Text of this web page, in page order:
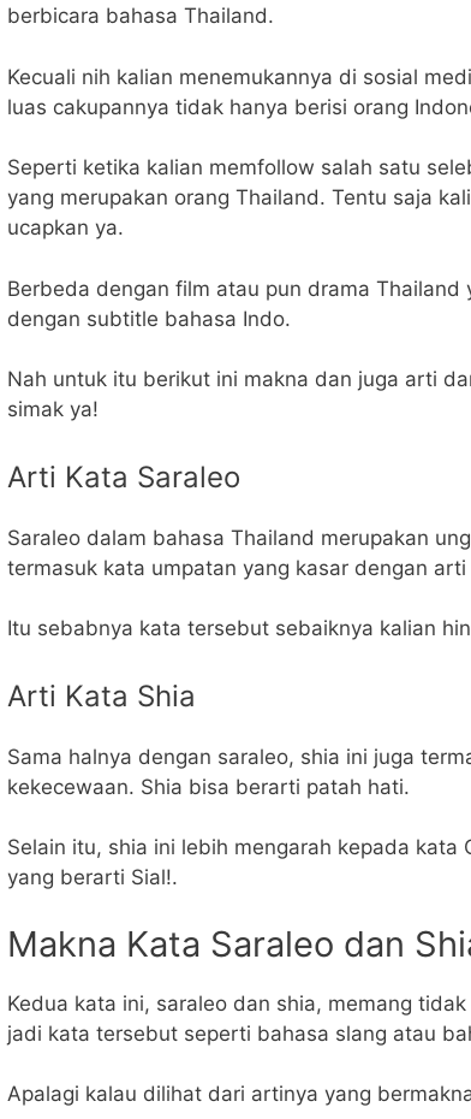
berbicara bahasa Thailand.
Kecuali nih kalian menemukannya di sosial
luas cakupannya tidak hanya berisi orang
Seperti ketika kalian memfollow salah satu
yang merupakan orang Thailand. Tentu saja
ucapkan ya.
Berbeda dengan film atau pun drama Thailand
dengan subtitle bahasa Indo.
Nah untuk itu berikut ini makna dan juga arti
simak ya!
Arti Kata Saraleo
Saraleo dalam bahasa Thailand merupakan
termasuk kata umpatan yang kasar dengan arti
Itu sebabnya kata tersebut sebaiknya kalian
Arti Kata Shia
Sama halnya dengan saraleo, shia ini juga
kekecewaan. Shia bisa berarti patah hati.
Selain itu, shia ini lebih mengarah kepada kata
yang berarti Sial!.
Makna Kata Saraleo dan
Kedua kata ini, saraleo dan shia, memang
jadi kata tersebut seperti bahasa slang atau
Apalagi kalau dilihat dari artinya yang